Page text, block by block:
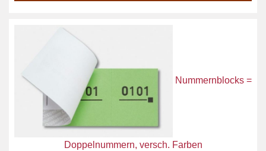
Nummernblocks =
Doppelnummern, versch. Farben